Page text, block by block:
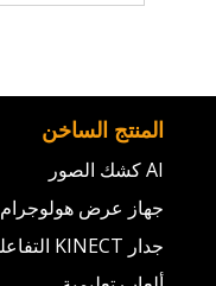
المنتج الساخن
AI كشك الصور
جهاز عرض هولوجرام
جدار KINECT التفاعلي